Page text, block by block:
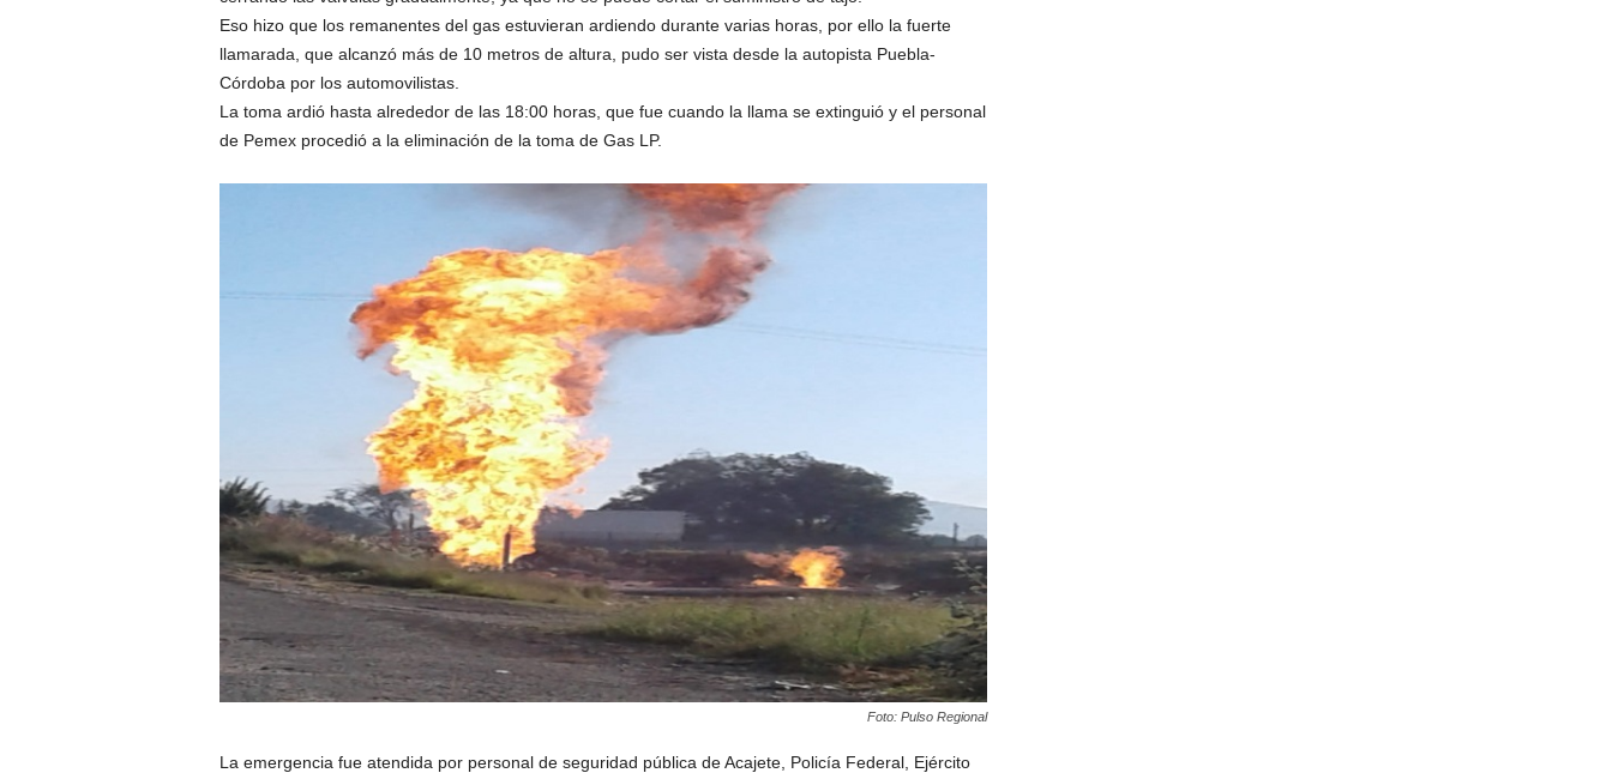
Eso hizo que los remanentes del gas estuvieran ardiendo durante varias horas, por ello la fuerte
llamarada, que alcanzó más de 10 metros de altura, pudo ser vista desde la autopista Puebla-
Córdoba por los automovilistas.
La toma ardió hasta alrededor de las 18:00 horas, que fue cuando la llama se extinguió y el personal
de Pemex procedió a la eliminación de la toma de Gas LP.
Foto: Pulso Regional
La emergencia fue atendida por personal de seguridad pública de Acajete, Policía Federal, Ejército